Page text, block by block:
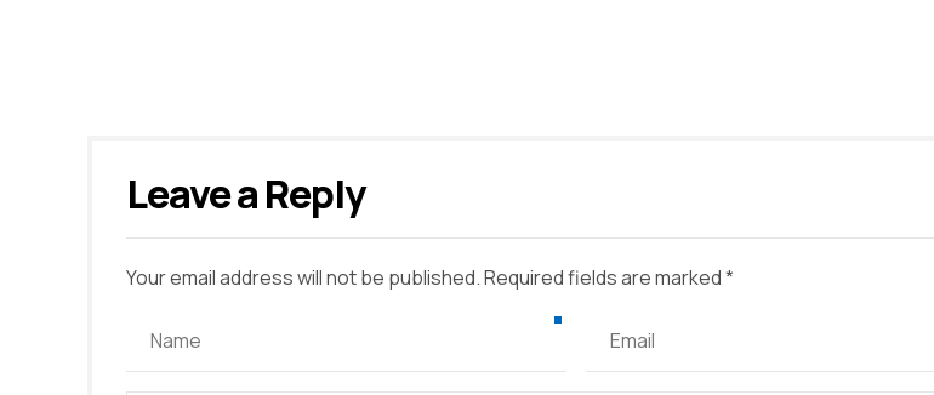
Leave a Reply
Your email address will not be published. Required fields are marked *